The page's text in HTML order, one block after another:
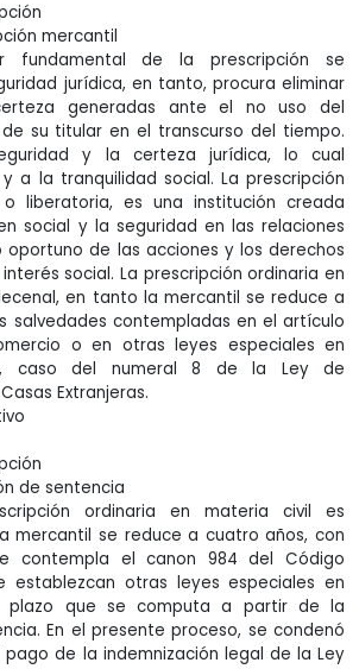
mercantil
fundamental de la prescripción se
jurídica, en tanto, procura eliminar
generadas ante el no uso del
su titular en el transcurso del tiempo.
y la certeza jurídica, lo cual
a la tranquilidad social. La prescripción
liberatoria, es una institución creada
social y la seguridad en las relaciones
oportuno de las acciones y los derechos
social. La prescripción ordinaria en
en tanto la mercantil se reduce a
salvedades contempladas en el artículo
o en otras leyes especiales en
caso del numeral 8 de la Ley de
Extranjeras.
de sentencia
ordinaria en materia civil es
mercantil se reduce a cuatro años, con
contempla el canon 984 del Código
establezcan otras leyes especiales en
plazo que se computa a partir de la
En el presente proceso, se condenó
de la indemnización legal de la Ley